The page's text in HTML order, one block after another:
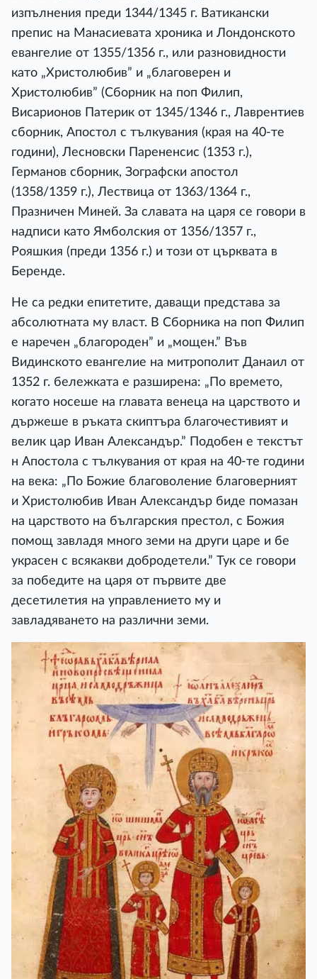
изпълнения преди 1344/1345 г. Ватикански
препис на Манасиевата хроника и Лондонското
евангелие от 1355/1356 г., или разновидности
като „Христолюбив” и „благоверен и
Христолюбив” (Сборник на поп Филип,
Висарионов Патерик от 1345/1346 г., Лаврентиев
сборник, Апостол с тълкувания (края на 40-те
години), Лесновски Парененсис (1353 г.),
Германов сборник, Зографски апостол
(1358/1359 г.), Лествица от 1363/1364 г.,
Празничен Миней. За славата на царя се говори в
надписи като Ямболския от 1356/1357 г.,
Рояшкия (преди 1356 г.) и този от църквата в
Беренде.
Не са редки епитетите, даващи представа за
абсолютната му власт. В Сборника на поп Филип
е наречен „благороден” и „мощен.” Във
Видинското евангелие на митрополит Данаил от
1352 г. бележката е разширена: „По времето,
когато носеше на главата венеца на царството и
държеше в ръката скиптъра благочестивият и
велик цар Иван Александър.” Подобен е текстът
н Апостола с тълкувания от края на 40-те години
на века: „По Божие благоволение благоверният
и Христолюбив Иван Александър биде помазан
на царството на българския престол, с Божия
помощ завладя много земи на други царе и бе
украсен с всякакви добродетели.” Тук се говори
за победите на царя от първите две
десетилетия на управлението му и
завладяването на различни земи.